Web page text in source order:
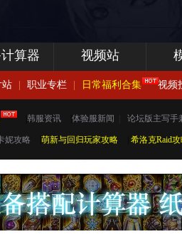
算器 视频站
站 职业专栏 日常福利合集 视频
韩服资讯 体验服新闻 论坛版主写手
妮攻略 萌新与回归玩家攻略 希洛克Raid